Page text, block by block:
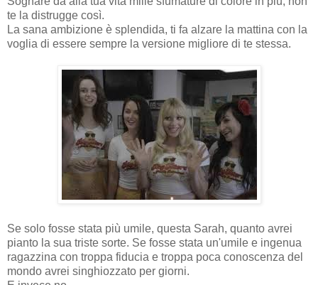
te la distrugge così.
La sana ambizione è splendida, ti fa alzare la mattina con la
voglia di essere sempre la versione migliore di te stessa.
Se solo fosse stata più umile, questa Sarah, quanto avrei
pianto la sua triste sorte. Se fosse stata un'umile e ingenua
ragazzina con troppa fiducia e troppa poca conoscenza del
mondo avrei singhiozzato per giorni.